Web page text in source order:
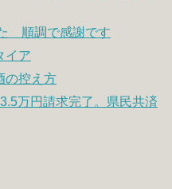
順調で感謝です
イア
の控え方
万円請求完了。県民共済